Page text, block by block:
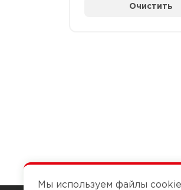
Очистить
Мы используем файлы